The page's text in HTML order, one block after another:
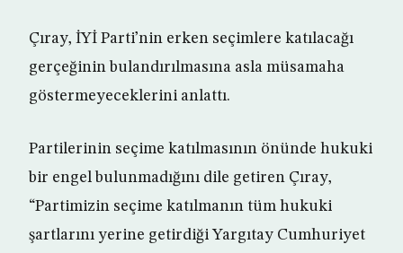
Çıray, İYİ Parti’nin erken seçimlere katılacağı
gerçeğinin bulandırılmasına asla müsamaha
göstermeyeceklerini anlattı.
Partilerinin seçime katılmasının önünde hukuki
bir engel bulunmadığını dile getiren Çıray,
“Partimizin seçime katılmanın tüm hukuki
şartlarını yerine getirdiği Yargıtay Cumhuriyet